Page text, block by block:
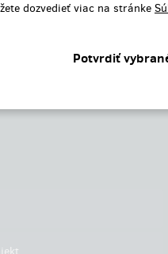
dozvedieť viac na stránke